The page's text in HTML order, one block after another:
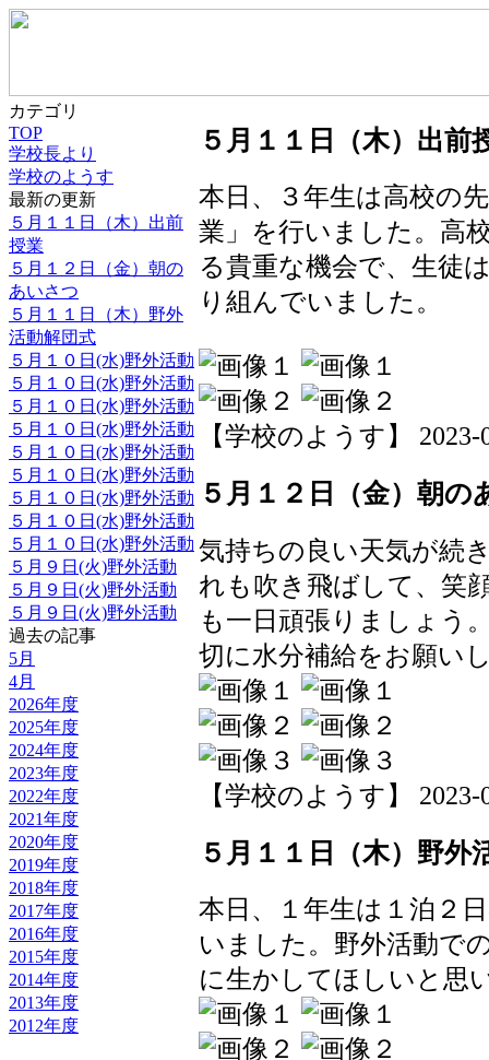
カテゴリ
TOP
学校長より
学校のようす
最新の更新
５月１１日（木）出前
授業
５月１２日（金）朝の
あいさつ
５月１１日（木）野外
活動解団式
５月１０日(水)野外活動
５月１０日(水)野外活動
５月１０日(水)野外活動
５月１０日(水)野外活動
５月１０日(水)野外活動
５月１０日(水)野外活動
５月１０日(水)野外活動
５月１０日(水)野外活動
５月１０日(水)野外活動
５月９日(火)野外活動
５月９日(火)野外活動
５月９日(火)野外活動
過去の記事
5月
4月
2026年度
2025年度
2024年度
2023年度
2022年度
2021年度
2020年度
2019年度
2018年度
2017年度
2016年度
2015年度
2014年度
2013年度
2012年度
５月１１日（木）出前
本日、３年生は高校の
業」を行いました。高
る貴重な機会で、生徒
り組んでいました。
【学校のようす】 2023-
５月１２日（金）朝の
気持ちの良い天気が続
れも吹き飛ばして、笑
も一日頑張りましょう
切に水分補給をお願い
【学校のようす】
５月１１日（木）野外
本日、１年生は１泊２
いました。野外活動で
に生かしてほしいと思